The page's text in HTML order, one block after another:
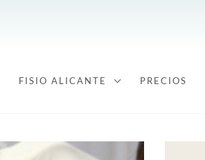
FISIO ALICANTE PRECIOS